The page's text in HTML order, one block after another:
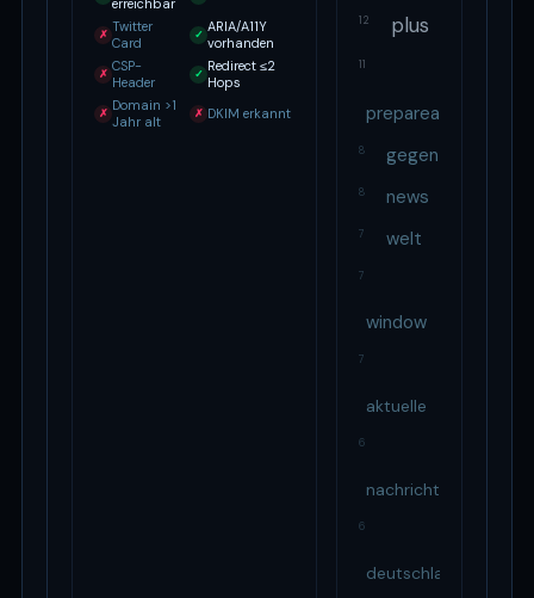
erreichbar
✗ Twitter
Card
✓ ARIA/A11Y
vorhanden
✗ CSP-
Header
✓ Redirect ≤2
Hops
✗ Domain >1
Jahr alt
✗ DKIM erkannt
12 plus
11
prepareadslot
8 gegen
8 news
7 welt
7
window
7
aktuelle
6
nachrichten
6
deutschland